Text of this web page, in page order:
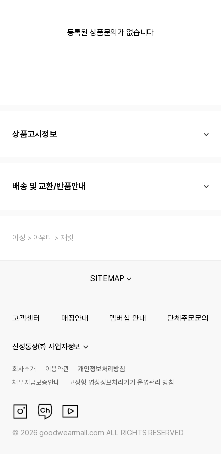
등록된 상품문의가 없습니다
상품고시정보
배송 및 교환/반품안내
여성 아우터 재킷
SITEMAP
고객센터 매장안내 멤버십 안내 단체주문문의
신성통상㈜ 사업자정보
회사소개 이용약관
개인정보처리방침
채무지급보증안내
고정형 영상정보처리기기 운영관리 방침
© 2026 goodwearmall.com ALL RIGHTS RESERVED